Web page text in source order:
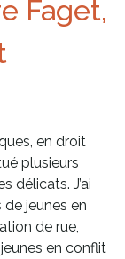
Faget,
en droit
plusieurs
délicats. J’ai
jeunes en
de rue,
en conflit